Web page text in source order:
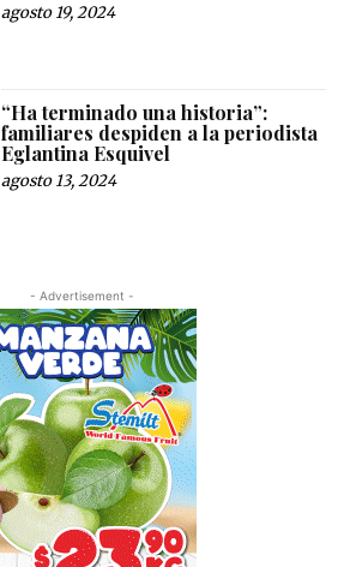
agosto 19, 2024
“Ha terminado una historia”:
familiares despiden a la periodista
Eglantina Esquivel
agosto 13, 2024
- Advertisement -